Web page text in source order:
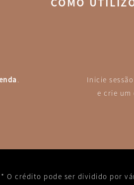
.
Inicie
e crie um
* O crédito pode ser dividido por